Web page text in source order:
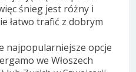
śnieg jest różny i
łatwo trafić z dobrym
najpopularniejsze opcje
we Włoszech